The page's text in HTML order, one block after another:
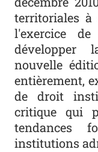
territoriales à
l'exercice
développer
nouvelle
entièrement,
de droit
critique qui
tendances
institutions